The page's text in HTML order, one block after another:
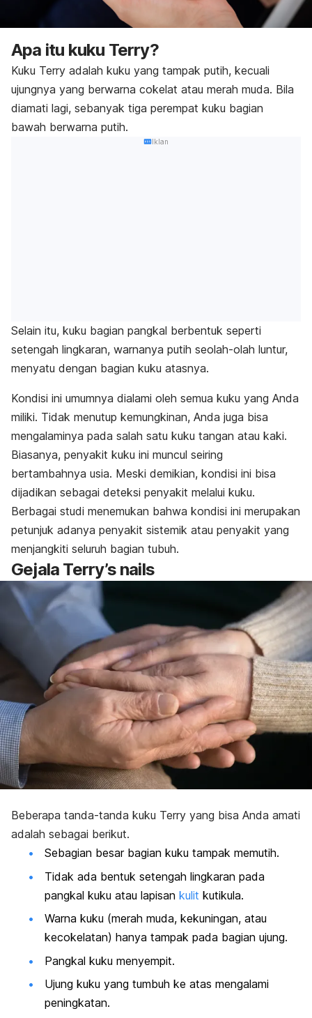
Apa itu kuku Terry?
Kuku Terry adalah kuku yang tampak putih, kecuali
ujungnya yang berwarna cokelat atau merah muda. Bila
diamati lagi, sebanyak tiga perempat kuku bagian
bawah berwarna putih.
Iklan
Selain itu, kuku bagian pangkal berbentuk seperti
setengah lingkaran, warnanya putih seolah-olah luntur,
menyatu dengan bagian kuku atasnya.
Kondisi ini umumnya dialami oleh semua kuku yang Anda
miliki. Tidak menutup kemungkinan, Anda juga bisa
mengalaminya pada salah satu kuku tangan atau kaki.
Biasanya, penyakit kuku ini muncul seiring
bertambahnya usia. Meski demikian, kondisi ini bisa
dijadikan sebagai deteksi penyakit melalui kuku.
Berbagai studi menemukan bahwa kondisi ini merupakan
petunjuk adanya penyakit sistemik atau penyakit yang
menjangkiti seluruh bagian tubuh.
Gejala Terry’s nails
Beberapa tanda-tanda kuku Terry yang bisa Anda amati
adalah sebagai berikut.
Sebagian besar bagian kuku tampak memutih.
Tidak ada bentuk setengah lingkaran pada
pangkal kuku atau lapisan kulit kutikula.
Warna kuku (merah muda, kekuningan, atau
kecokelatan) hanya tampak pada bagian ujung.
Pangkal kuku menyempit.
Ujung kuku yang tumbuh ke atas mengalami
peningkatan.